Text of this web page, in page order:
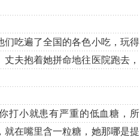
吃遍了全国的各色小吃，玩得
夫抱着她拼命地往医院跑去，
小就患有严重的低血糖，所
就在嘴里含一粒糖，她那哪是提